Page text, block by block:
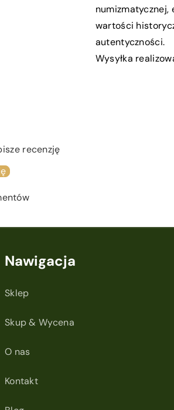
wartości
autentyczności.
Wysyłka
recenzję
Nawigacja
Sklep
Skup & Wycena
O nas
Kontakt